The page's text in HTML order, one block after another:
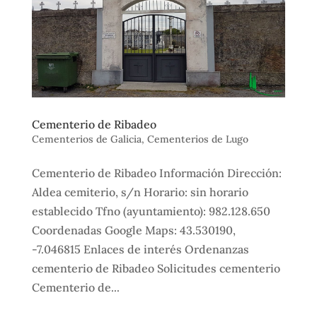
Cementerio de Ribadeo
Cementerios de Galicia, Cementerios de Lugo
Cementerio de Ribadeo Información Dirección:
Aldea cemiterio, s/n Horario: sin horario
establecido Tfno (ayuntamiento): 982.128.650
Coordenadas Google Maps: 43.530190,
-7.046815 Enlaces de interés Ordenanzas
cementerio de Ribadeo Solicitudes cementerio
Cementerio de...